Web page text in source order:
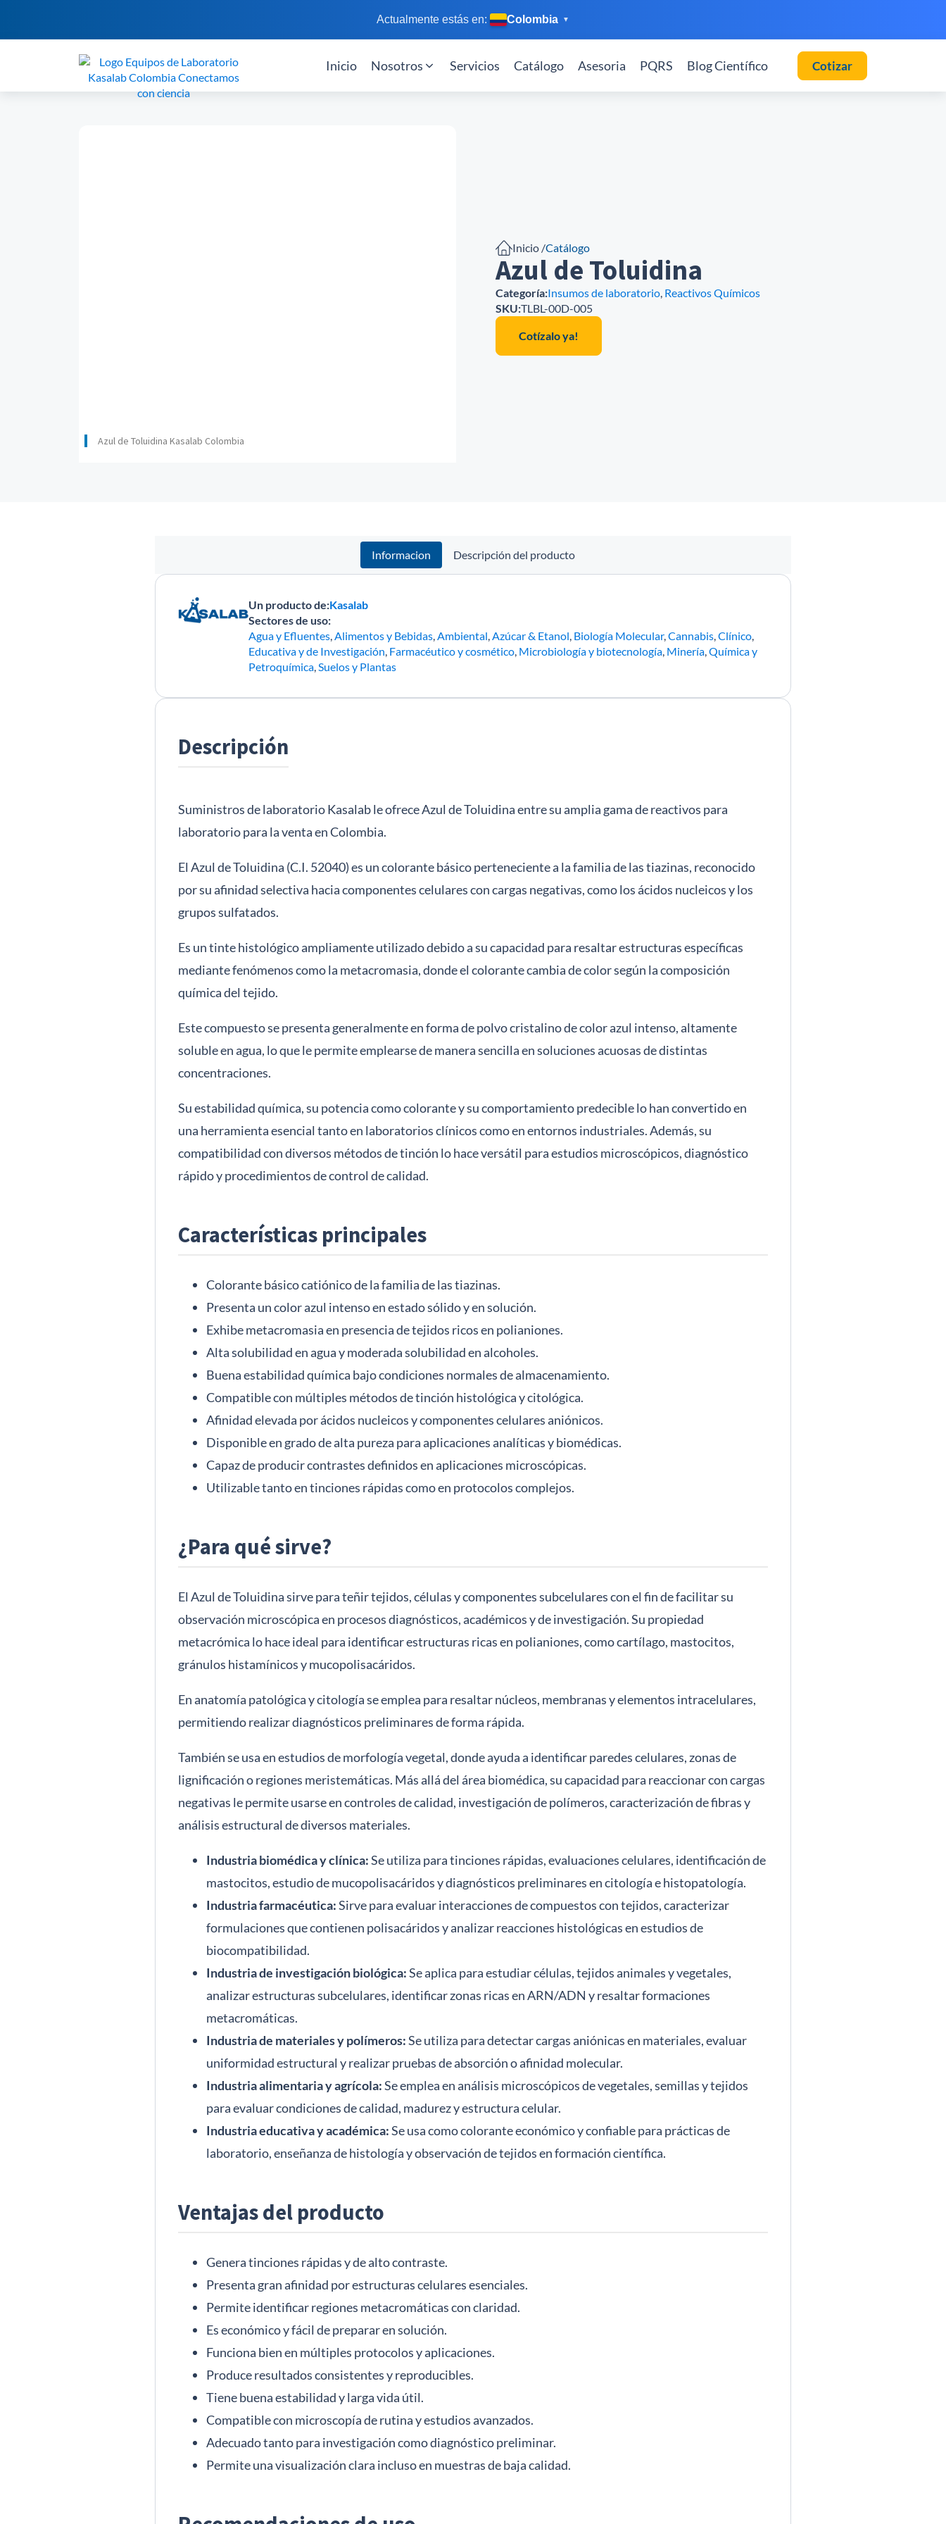
Actualmente estás en: Colombia ▼
Inicio Nosotros Servicios Catálogo Asesoria PQRS Blog Científico Cotizar
Azul de Toluidina Kasalab Colombia
Inicio /Catálogo
Azul de Toluidina
Categoría:Insumos de laboratorio Reactivos Químicos
SKU:TLBL-00D-005
Cotízalo ya!
Informacion Descripción del producto
Un producto de:Kasalab
Sectores de uso:
Agua y Efluentes,Alimentos y Bebidas,Ambiental,Azúcar & Etanol, Biología Molecular,Cannabis,Clínico,
Educativa y de Investigación, Farmacéutico y cosmético, Microbiología y biotecnología, Minería,Química y
Petroquímica,Suelos y Plantas
Descripción
Suministros de laboratorio Kasalab le ofrece Azul de Toluidina entre su amplia gama de reactivos para
laboratorio para la venta en Colombia.
El Azul de Toluidina (C.I. 52040) es un colorante básico perteneciente a la familia de las tiazinas, reconocido
por su afinidad selectiva hacia componentes celulares con cargas negativas, como los ácidos nucleicos y los
grupos sulfatados.
Es un tinte histológico ampliamente utilizado debido a su capacidad para resaltar estructuras específicas
mediante fenómenos como la metacromasia, donde el colorante cambia de color según la composición
química del tejido.
Este compuesto se presenta generalmente en forma de polvo cristalino de color azul intenso, altamente
soluble en agua, lo que le permite emplearse de manera sencilla en soluciones acuosas de distintas
concentraciones.
Su estabilidad química, su potencia como colorante y su comportamiento predecible lo han convertido en
una herramienta esencial tanto en laboratorios clínicos como en entornos industriales. Además, su
compatibilidad con diversos métodos de tinción lo hace versátil para estudios microscópicos, diagnóstico
rápido y procedimientos de control de calidad.
Características principales
Colorante básico catiónico de la familia de las tiazinas.
Presenta un color azul intenso en estado sólido y en solución.
Exhibe metacromasia en presencia de tejidos ricos en polianiones.
Alta solubilidad en agua y moderada solubilidad en alcoholes.
Buena estabilidad química bajo condiciones normales de almacenamiento.
Compatible con múltiples métodos de tinción histológica y citológica.
Afinidad elevada por ácidos nucleicos y componentes celulares aniónicos.
Disponible en grado de alta pureza para aplicaciones analíticas y biomédicas.
Capaz de producir contrastes definidos en aplicaciones microscópicas.
Utilizable tanto en tinciones rápidas como en protocolos complejos.
¿Para qué sirve?
El Azul de Toluidina sirve para teñir tejidos, células y componentes subcelulares con el fin de facilitar su
observación microscópica en procesos diagnósticos, académicos y de investigación. Su propiedad
metacrómica lo hace ideal para identificar estructuras ricas en polianiones, como cartílago, mastocitos,
gránulos histamínicos y mucopolisacáridos.
En anatomía patológica y citología se emplea para resaltar núcleos, membranas y elementos intracelulares,
permitiendo realizar diagnósticos preliminares de forma rápida.
También se usa en estudios de morfología vegetal, donde ayuda a identificar paredes celulares, zonas de
lignificación o regiones meristemáticas. Más allá del área biomédica, su capacidad para reaccionar con cargas
negativas le permite usarse en controles de calidad, investigación de polímeros, caracterización de fibras y
análisis estructural de diversos materiales.
Industria biomédica y clínica:Se utiliza para tinciones rápidas, evaluaciones celulares, identificación de
mastocitos, estudio de mucopolisacáridos y diagnósticos preliminares en citología e histopatología.
Industria farmacéutica:Sirve para evaluar interacciones de compuestos con tejidos, caracterizar
formulaciones que contienen polisacáridos y analizar reacciones histológicas en estudios de
biocompatibilidad.
Industria de investigación biológica:Se aplica para estudiar células, tejidos animales y vegetales,
analizar estructuras subcelulares, identificar zonas ricas en ARN/ADN y resaltar formaciones
metacromáticas.
Industria de materiales y polímeros:Se utiliza para detectar cargas aniónicas en materiales, evaluar
uniformidad estructural y realizar pruebas de absorción o afinidad molecular.
Industria alimentaria y agrícola:Se emplea en análisis microscópicos de vegetales, semillas y tejidos
para evaluar condiciones de calidad, madurez y estructura celular.
Industria educativa y académica:Se usa como colorante económico y confiable para prácticas de
laboratorio, enseñanza de histología y observación de tejidos en formación científica.
Ventajas del producto
Genera tinciones rápidas y de alto contraste.
Presenta gran afinidad por estructuras celulares esenciales.
Permite identificar regiones metacromáticas con claridad.
Es económico y fácil de preparar en solución.
Funciona bien en múltiples protocolos y aplicaciones.
Produce resultados consistentes y reproducibles.
Tiene buena estabilidad y larga vida útil.
Compatible con microscopía de rutina y estudios avanzados.
Adecuado tanto para investigación como diagnóstico preliminar.
Permite una visualización clara incluso en muestras de baja calidad.